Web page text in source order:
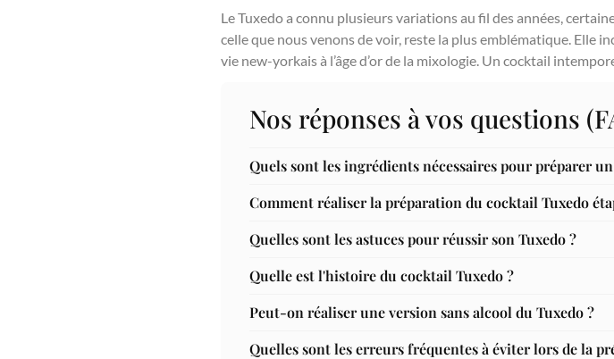
Le Tuxedo a connu plusieurs variations au fil des années,
celle que nous venons de voir, reste la plus emblématique. Elle
vie new-yorkais à l’âge d’or de la mixologie. Un cocktail
Nos réponses à vos questions
Quels sont les ingrédients nécessaires pour préparer
Comment réaliser la préparation du cocktail Tuxedo
Quelles sont les astuces pour réussir son Tuxedo ?
Quelle est l'histoire du cocktail Tuxedo ?
Peut-on réaliser une version sans alcool du Tuxedo ?
Quelles sont les erreurs fréquentes à éviter lors de la